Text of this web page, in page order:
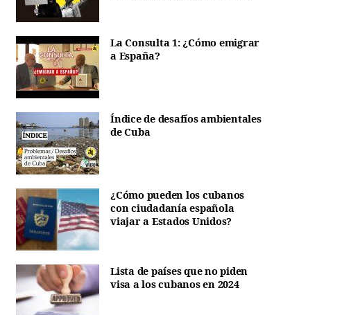
La Consulta 1: ¿Cómo emigrar
a España?
Índice de desafíos ambientales
de Cuba
¿Cómo pueden los cubanos
con ciudadanía española
viajar a Estados Unidos?
Lista de países que no piden
visa a los cubanos en 2024